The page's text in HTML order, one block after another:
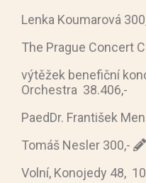
Lenka Koumarová
The Prague Concert
výtěžek benefiční
Orchestra 38.406,-
PaedDr. František
Tomáš Nesler 300,-
Volní, Konojedy 48,